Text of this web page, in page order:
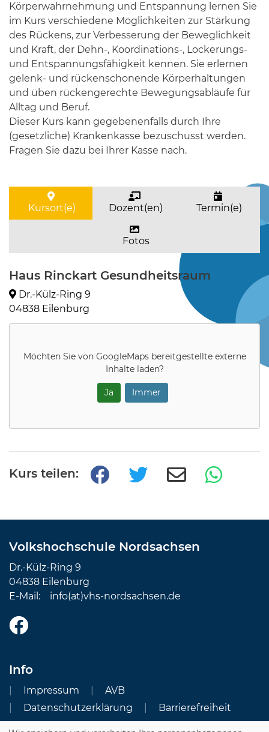
Körperwahrnehmung und Entspannung lernen Sie
im Kurs verschiedene Möglichkeiten zur Stärkung
des Rückens, zur Verbesserung der Beweglichkeit
und Kraft, der Dehn-, Koordinations-, Lockerungs-
und Entspannungsfähigkeit kennen. Sie erlernen
gelenk- und rückenschonende Körperhaltungen
und üben rückengerechte Bewegungsabläufe für
Alltag und Beruf.
Dieser Kurs kann gegebenenfalls durch Ihre
(gesetzliche) Krankenkasse bezuschusst werden.
Fragen Sie dazu bei Ihrer Kasse nach.
Kursort(e) Dozent(en) Termin(e)
Fotos
Haus Rinckart Gesundheitsraum
Dr.-Külz-Ring 9
04838 Eilenburg
Möchten Sie von GoogleMapsbereitgestellte externe
Inhalte laden?
Ja Immer
Kurs teilen:
Volkshochschule Nordsachsen
Dr.-Külz-Ring 9
04838 Eilenburg
E-Mail: info(at)vhs-nordsachsen.de
Info
Impressum
AVB
Datenschutzerklärung
Barrierefreiheit